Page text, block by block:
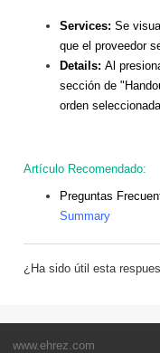
Services: Se
que el proveedor
Details: Al
sección de
orden seleccionada.
Artículo Recomendado:
Preguntas
Summary
¿Ha sido útil esta
www.ehrez.com